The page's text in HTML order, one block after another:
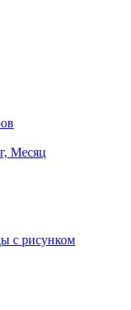
Месяц
с рисунком